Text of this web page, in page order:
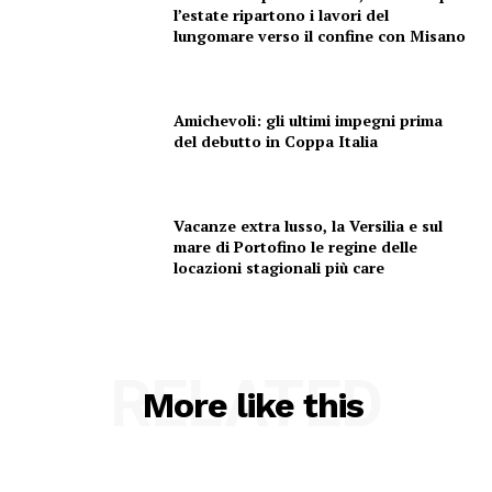
l’estate ripartono i lavori del
lungomare verso il confine con Misano
Amichevoli: gli ultimi impegni prima
del debutto in Coppa Italia
Vacanze extra lusso, la Versilia e sul
mare di Portofino le regine delle
locazioni stagionali più care
More like this
RELATED